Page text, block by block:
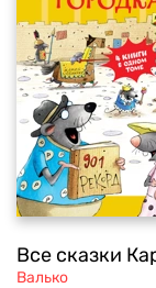
Все сказки
Валько